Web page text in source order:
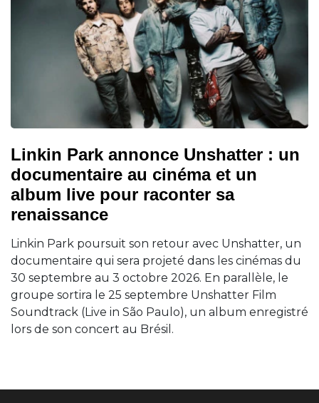
Linkin Park annonce Unshatter : un
documentaire au cinéma et un
album live pour raconter sa
renaissance
Linkin Park poursuit son retour avec Unshatter, un
documentaire qui sera projeté dans les cinémas du
30 septembre au 3 octobre 2026. En parallèle, le
groupe sortira le 25 septembre Unshatter Film
Soundtrack (Live in São Paulo), un album enregistré
lors de son concert au Brésil.